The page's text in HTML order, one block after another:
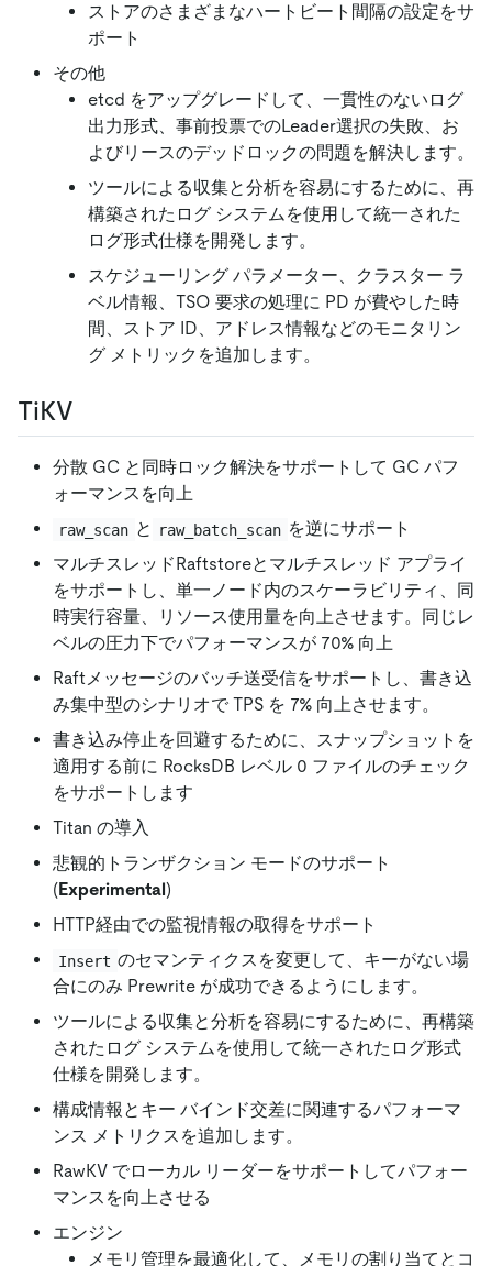
ストアのさまざまなハートビート間隔の設定をサ
ポート
その他
etcd をアップグレードして、一貫性のないログ
出力形式、事前投票でのLeader選択の失敗、お
よびリースのデッドロックの問題を解決します。
ツールによる収集と分析を容易にするために、再
構築されたログ システムを使用して統一された
ログ形式仕様を開発します。
スケジューリング パラメーター、クラスター ラ
ベル情報、TSO 要求の処理に PD が費やした時
間、ストア ID、アドレス情報などのモニタリン
グ メトリックを追加します。
TiKV
分散 GC と同時ロック解決をサポートして GC パフ
ォーマンスを向上
raw_scan と raw_batch_scan を逆にサポート
マルチスレッドRaftstoreとマルチスレッド アプライ
をサポートし、単一ノード内のスケーラビリティ、同
時実行容量、リソース使用量を向上させます。同じレ
ベルの圧力下でパフォーマンスが 70% 向上
Raftメッセージのバッチ送受信をサポートし、書き込
み集中型のシナリオで TPS を 7% 向上させます。
書き込み停止を回避するために、スナップショットを
適用する前に RocksDB レベル 0 ファイルのチェック
をサポートします
Titan の導入
悲観的トランザクション モードのサポート
(Experimental)
HTTP経由での監視情報の取得をサポート
Insert のセマンティクスを変更して、キーがない場
合にのみ Prewrite が成功できるようにします。
ツールによる収集と分析を容易にするために、再構築
されたログ システムを使用して統一されたログ形式
仕様を開発します。
構成情報とキー バインド交差に関連するパフォーマ
ンス メトリクスを追加します。
RawKV でローカル リーダーをサポートしてパフォー
マンスを向上させる
エンジン
メモリ管理を最適化して、メモリの割り当てとコ